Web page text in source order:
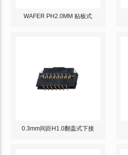
WAFER PH2.0MM 贴板式
0.3mm间距H1.0翻盖式下接